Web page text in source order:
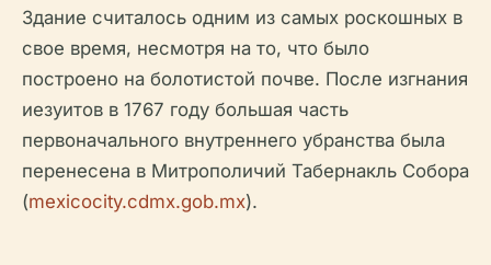
Здание считалось одним из самых роскошных в
свое время, несмотря на то, что было
построено на болотистой почве. После изгнания
иезуитов в 1767 году большая часть
первоначального внутреннего убранства была
перенесена в Митрополичий Табернакль Собора
(mexicocity.cdmx.gob.mx).